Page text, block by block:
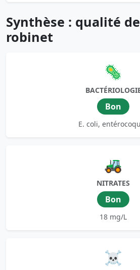
Synthèse : qualité de
robinet
🦠
Bon
E. coli,
🚜
NITRATES
Bon
18 mg/L
☠️